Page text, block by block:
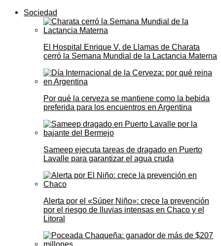
Sociedad
El Hospital Enrique V. de Llamas de Charata
cerró la Semana Mundial de la Lactancia Materna
Por qué la cerveza se mantiene como la bebida
preferida para los encuentros en Argentina
Sameep ejecuta tareas de dragado en Puerto
Lavalle para garantizar el agua cruda
Alerta por el «Súper Niño»: crece la prevención
por el riesgo de lluvias intensas en Chaco y el
Litoral